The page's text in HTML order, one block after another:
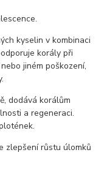
kyselin v kombinaci
korály při
jiném poškození,
dodává korálům
a regeneraci.
zlepšení růstu úlomků